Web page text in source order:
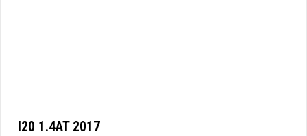
I20 1.4AT 2017